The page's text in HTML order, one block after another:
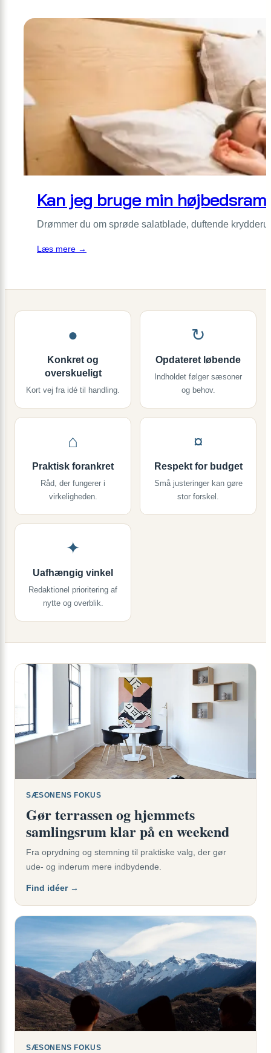
skænderier:
holder
Kan jeg bruge min
Drømmer du om sprøde salatblade, duftende
Læs mere →
bruge
højbedsramme
grøntsager?
●
Konkret og
overskueligt
Kort vej fra idé til handling.
↻
Opdateret løbende
Indholdet følger sæsoner
og behov.
⌂
Praktisk forankret
Råd, der fungerer i
virkeligheden.
¤
Respekt for budget
Små justeringer kan gøre
stor forskel.
✦
Uafhængig vinkel
Redaktionel prioritering af
nytte og overblik.
SÆSONENS FOKUS
Gør terrassen og hjemmets
samlingsrum klar på en weekend
Fra oprydning og stemning til praktiske valg, der gør
ude- og inderum mere indbydende.
Find idéer →
SÆSONENS FOKUS